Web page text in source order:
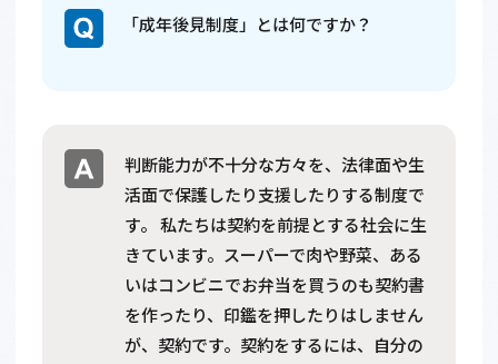
「成年後見制度」とは何ですか？
判断能力が不十分な方々を、法律面や生
活面で保護したり支援したりする制度で
す。 私たちは契約を前提とする社会に生
きています。スーパーで肉や野菜、ある
いはコンビニでお弁当を買うのも契約書
を作ったり、印鑑を押したりはしません
が、契約です。契約をするには、自分の